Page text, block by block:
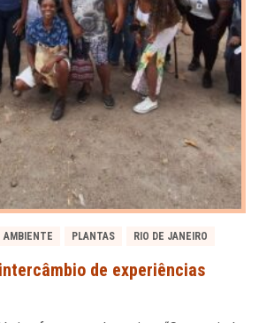
AMBIENTE PLANTAS RIO DE JANEIRO
de experiências